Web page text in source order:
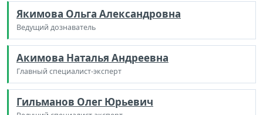
Якимова Ольга Александровна
Ведущий дознаватель
Акимова Наталья Андреевна
Главный специалист-эксперт
Гильманов Олег Юрьевич